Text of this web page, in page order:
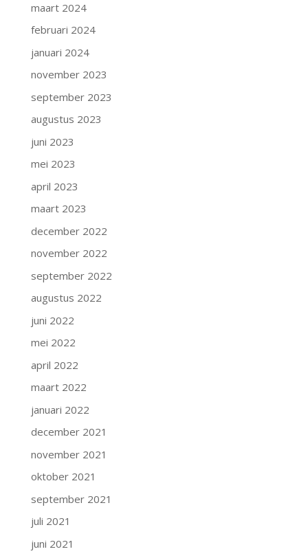
maart 2024
februari 2024
januari 2024
november 2023
september 2023
augustus 2023
juni 2023
mei 2023
april 2023
maart 2023
december 2022
november 2022
september 2022
augustus 2022
juni 2022
mei 2022
april 2022
maart 2022
januari 2022
december 2021
november 2021
oktober 2021
september 2021
juli 2021
juni 2021